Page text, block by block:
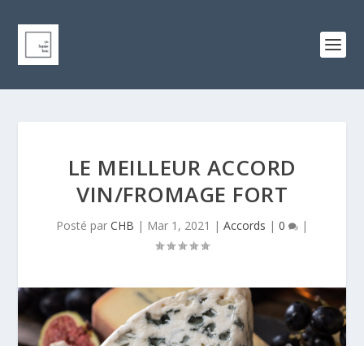
LE MEILLEUR ACCORD
VIN/FROMAGE FORT
Posté par CHB | Mar 1, 2021 | Accords | 0 |